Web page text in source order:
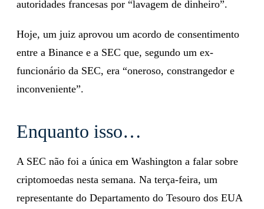
autoridades francesas por “lavagem de dinheiro”.
Hoje, um juiz aprovou um acordo de consentimento
entre a Binance e a SEC que, segundo um ex-
funcionário da SEC, era “oneroso, constrangedor e
inconveniente”.
Enquanto isso…
A SEC não foi a única em Washington a falar sobre
criptomoedas nesta semana. Na terça-feira, um
representante do Departamento do Tesouro dos EUA